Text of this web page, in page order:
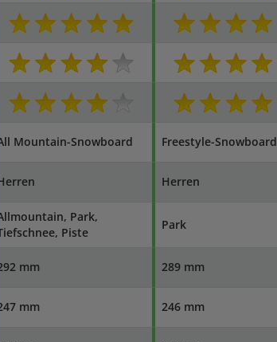
Mountain-Snowboard Freestyle-Snowboard
Herren
Park,
Piste
Park
mm 289 mm
mm 246 mm